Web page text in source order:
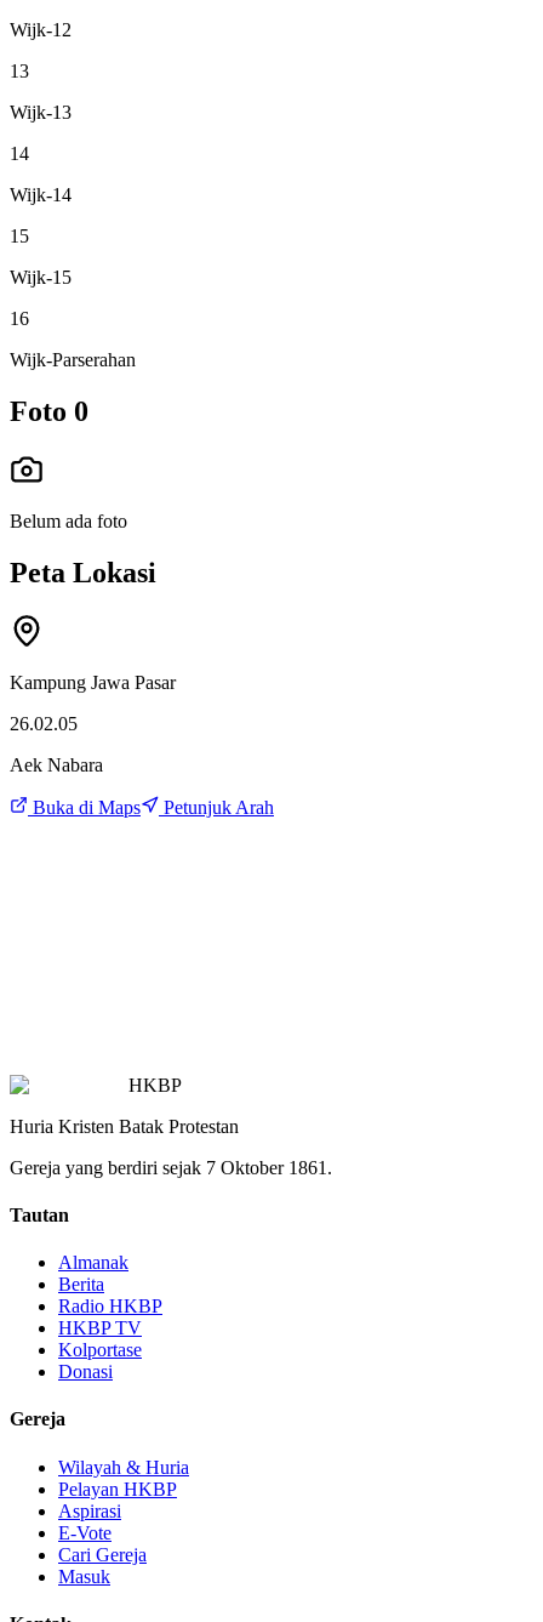
Wijk-12
13
Wijk-13
14
Wijk-14
15
Wijk-15
16
Wijk-Parserahan
Foto 0
Belum ada foto
Peta Lokasi
Kampung Jawa Pasar
26.02.05
Aek Nabara
Buka di Maps Petunjuk Arah
HKBP
Huria Kristen Batak Protestan
Gereja yang berdiri sejak 7 Oktober 1861.
Tautan
Almanak
Berita
Radio HKBP
HKBP TV
Kolportase
Donasi
Gereja
Wilayah & Huria
Pelayan HKBP
Aspirasi
E-Vote
Cari Gereja
Masuk